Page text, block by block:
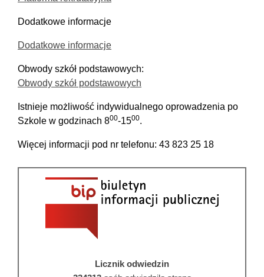
Dodatkowe informacje
Dodatkowe informacje
Obwody szkół podstawowych:
Obwody szkół podstawowych
Istnieje możliwość indywidualnego oprowadzenia po
Szkole w godzinach 800-1500.
Więcej informacji pod nr telefonu: 43 823 25 18
Licznik odwiedzin